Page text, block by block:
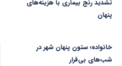
تشدید رنج بیماری با هزینه‌های
پنهان
خانواده؛ ستون پنهان شهر در
شب‌های بی‌قرار